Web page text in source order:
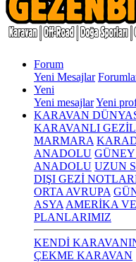
Forum
Yeni Mesajlar
Yeni
Yeni mesajlarYeni
KARAVAN
KARAVANLI
MARMARA
ANADOLU
ANADOLU UZUN
DIŞI GEZİ
ORTA AVRUPA
ASYA AMERİKA
PLANLARIMIZ
KENDİ
ÇEKME KARAVAN